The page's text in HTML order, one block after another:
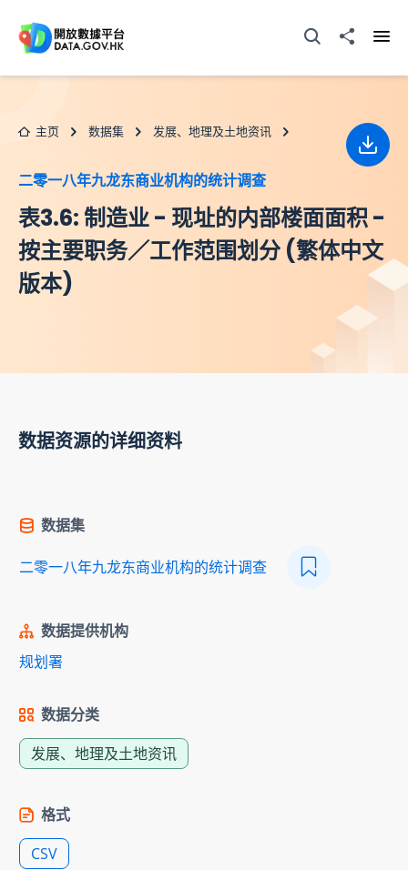
打开搜寻器分享至
主页 数据集 发展、地理及土地资讯
二零一八年九龙东商业机构的统计调查
表3.6: 制造业 - 现址的内部楼面面积 -
按主要职务／工作范围划分 (繁体中文
版本)
下载
数据资源的详细资料
数据集
二零一八年九龙东商业机构的统计调查
数据提供机构
规划署
数据分类
发展、地理及土地资讯
格式
CSV